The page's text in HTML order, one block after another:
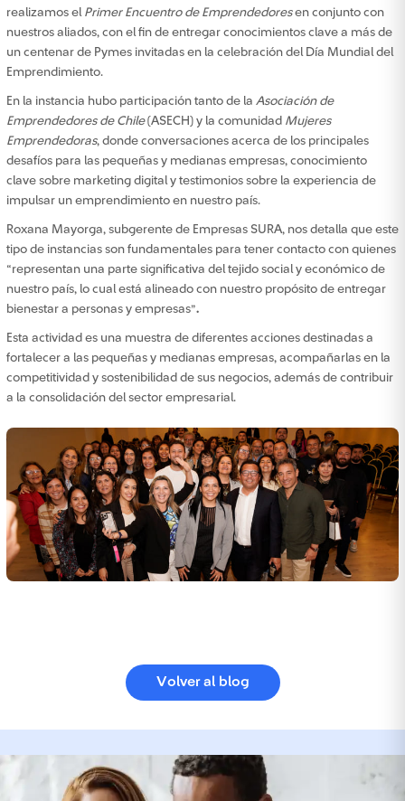
realizamos el Primer Encuentro de Emprendedoresen conjunto con
nuestros aliados, con el fin de entregar conocimientos clave a más de
un centenar de Pymes invitadas en la celebración del Día Mundial del
Emprendimiento.
En la instancia hubo participación tanto de la Asociación de
Emprendedores de Chile(ASECH) y la comunidad Mujeres
Emprendedoras, donde conversaciones acerca de los principales
desafíos para las pequeñas y medianas empresas, conocimiento
clave sobre marketing digital y testimonios sobre la experiencia de
impulsar un emprendimiento en nuestro país.
Roxana Mayorga, subgerente de Empresas SURA, nos detalla que este
tipo de instancias son fundamentales para tener contacto con quienes
“representan una parte significativa del tejido social y económico de
nuestro país, lo cual está alineado con nuestro propósito de entregar
bienestar a personas y empresas”.
Esta actividad es una muestra de diferentes acciones destinadas a
fortalecer a las pequeñas y medianas empresas, acompañarlas en la
competitividad y sostenibilidad de sus negocios, además de contribuir
a la consolidación del sector empresarial.
Volver al blog